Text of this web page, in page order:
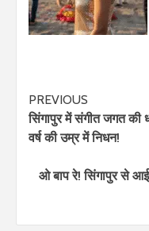
PREVIOUS
सिंगापुर में संगीत जगत की
वर्ष की उम्र में निधन!
ओ बाप रे! सिंगापुर से आई